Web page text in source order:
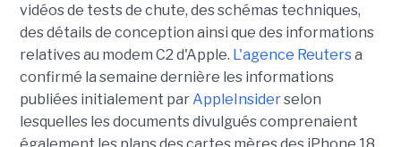
vidéos de tests de chute, des schémas techniques,
des détails de conception ainsi que des informations
relatives au modem C2 d'Apple. L'agence Reutersa
confirmé la semaine dernière les informations
publiées initialement parAppleInsiderselon
lesquelles les documents divulgués comprenaient